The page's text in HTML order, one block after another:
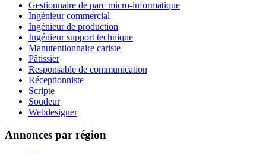
Gestionnaire de parc micro-informatique
Ingénieur commercial
Ingénieur de production
Ingénieur support technique
Manutentionnaire cariste
Pâtissier
Responsable de communication
Réceptionniste
Scripte
Soudeur
Webdesigner
Annonces par région